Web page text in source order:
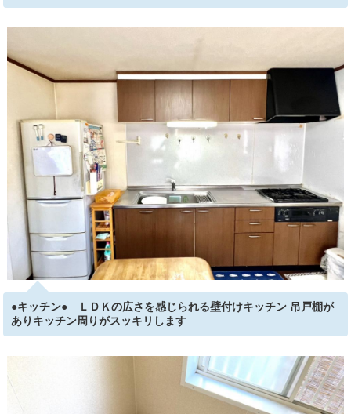
●キッチン● ＬＤＫの広さを感じられる壁付けキッチン 吊戸棚が
ありキッチン周りがスッキリします